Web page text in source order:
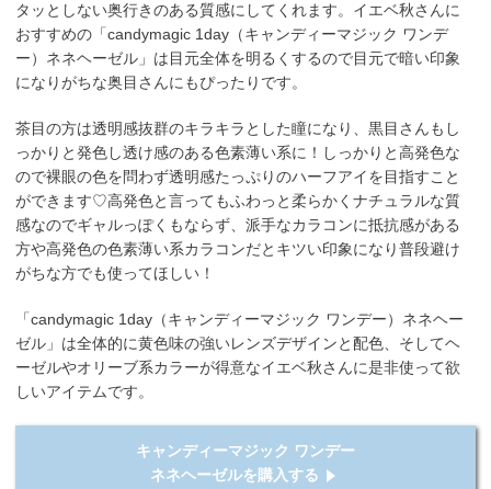
タッとしない奥行きのある質感にしてくれます。イエベ秋さんに
おすすめの「candymagic 1day（キャンディーマジック ワンデ
ー）ネネヘーゼル」は目元全体を明るくするので目元で暗い印象
になりがちな奥目さんにもぴったりです。
茶目の方は透明感抜群のキラキラとした瞳になり、黒目さんもし
っかりと発色し透け感のある色素薄い系に！しっかりと高発色な
ので裸眼の色を問わず透明感たっぷりのハーフアイを目指すこと
ができます♡高発色と言ってもふわっと柔らかくナチュラルな質
感なのでギャルっぽくもならず、派手なカラコンに抵抗感がある
方や高発色の色素薄い系カラコンだとキツい印象になり普段避け
がちな方でも使ってほしい！
「candymagic 1day（キャンディーマジック ワンデー）ネネヘー
ゼル」は全体的に黄色味の強いレンズデザインと配色、そしてヘ
ーゼルやオリーブ系カラーが得意なイエベ秋さんに是非使って欲
しいアイテムです。
キャンディーマジック ワンデー
ネネヘーゼルを購入する